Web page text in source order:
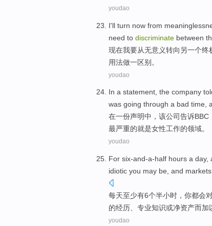
youdao
I'll turn now from
need to discriminate between
现在我要从无意义转向 另一个终
用法做一区别。
youdao
In a statement, the company
was going through a bad time,
在一份声明中 ， 该公司告诉BBC
最严重的就是女性工作的领域。
youdao
For six-and-a-half hours a day,
idiotic you may be, and markets
每天至少有6个半小时 ， 你都会
的经历 专业知识或净资产而加
youdao